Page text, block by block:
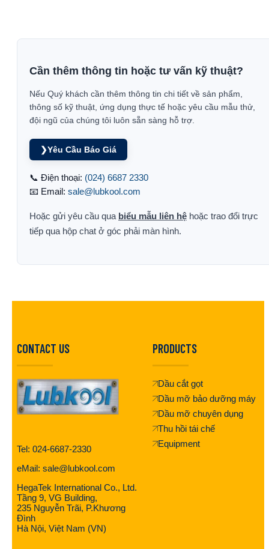
Cần thêm thông tin hoặc tư vấn kỹ thuật?
Nếu Quý khách cần thêm thông tin chi tiết về sản phẩm,
thông số kỹ thuật, ứng dụng thực tế hoặc yêu cầu mẫu thử,
đội ngũ của chúng tôi luôn sẵn sàng hỗ trợ.
❯Yêu Cầu Báo Giá
📞 Điện thoại: (024) 6687 2330
📧 Email: sale@lubkool.com
Hoặc gửi yêu cầu qua biểu mẫu liên hệ hoặc trao đổi trực
tiếp qua hộp chat ở góc phải màn hình.
CONTACT US
Tel: 024-6687-2330
eMail: sale@lubkool.com
HegaTek International Co., Ltd.
Tầng 9, VG Building,
235 Nguyễn Trãi, P.Khương
Đình
Hà Nội, Việt Nam (VN)
PRODUCTS
Dầu cắt gọt
Dầu mỡ bảo dưỡng máy
Dầu mỡ chuyên dụng
Thu hồi tái chế
Equipment